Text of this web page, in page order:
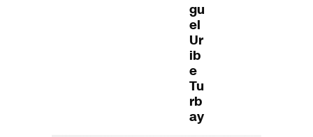
gu
el
Ur
ib
e
Tu
rb
ay